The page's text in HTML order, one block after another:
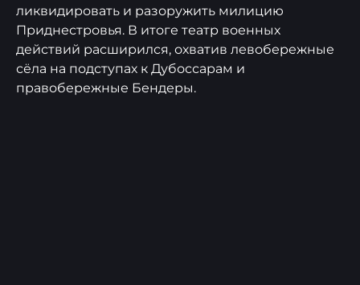
ликвидировать и разоружить милицию
Приднестровья. В итоге театр военных
действий расширился, охватив левобережные
сёла на подступах к Дубоссарам и
правобережные Бендеры.